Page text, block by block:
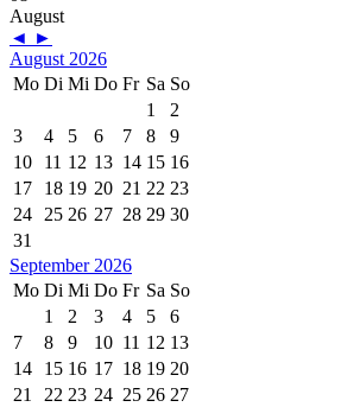
August
◄ ►
August 2026
Mo Di Mi Do Fr Sa So
1
2
3
4 5 6 7 8
9
10
11 12 13 14 15 16
17
18 19 20 21 22 23
24 25 26 27 28 29 30
31
September 2026
Mo Di Mi Do Fr Sa So
1
2 3 4 5
6
7
8 9 10 11 12 13
14
15 16 17 18 19 20
21
22 23 24 25 26 27